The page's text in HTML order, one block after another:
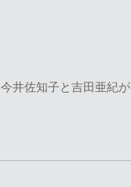
井佐知子と吉田亜紀が